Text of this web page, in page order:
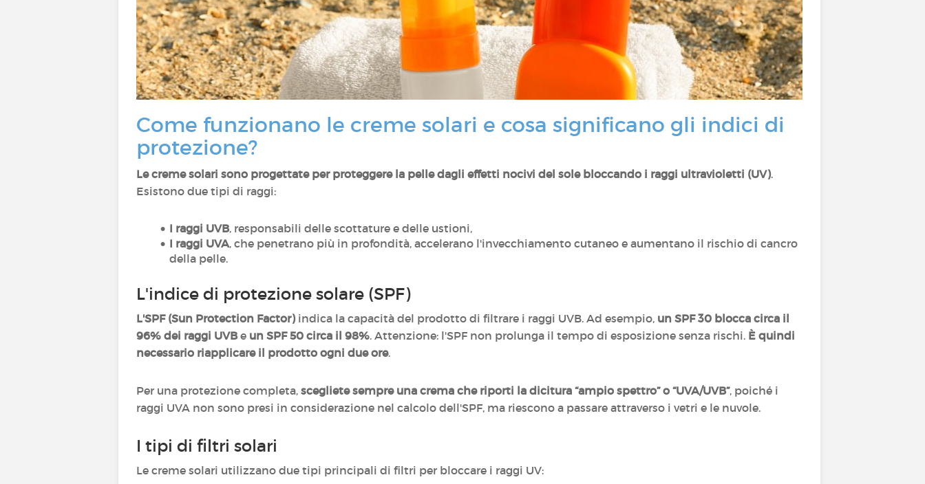
Come funzionano le creme solari e cosa significano gli indici di
protezione?
Le creme solari sono progettate per proteggere la pelle dagli effetti nocivi del sole bloccando i raggi ultravioletti (UV).
Esistono due tipi di raggi:
I raggi UVB, responsabili delle scottature e delle ustioni,
I raggi UVA, che penetrano più in profondità, accelerano l'invecchiamento cutaneo e aumentano il rischio di cancro
della pelle.
L'indice di protezione solare (SPF)
L'SPF (Sun Protection Factor)indica la capacità del prodotto di filtrare i raggi UVB. Ad esempio, un SPF 30 blocca circa il
96% dei raggi UVBe un SPF 50 circa il 98%. Attenzione: l'SPF non prolunga il tempo di esposizione senza rischi. È quindi
necessario riapplicare il prodotto ogni due ore.
Per una protezione completa, scegliete sempre una crema che riporti la dicitura “ampio spettro” o “UVA/UVB”, poiché i
raggi UVA non sono presi in considerazione nel calcolo dell'SPF, ma riescono a passare attraverso i vetri e le nuvole.
I tipi di filtri solari
Le creme solari utilizzano due tipi principali di filtri per bloccare i raggi UV: